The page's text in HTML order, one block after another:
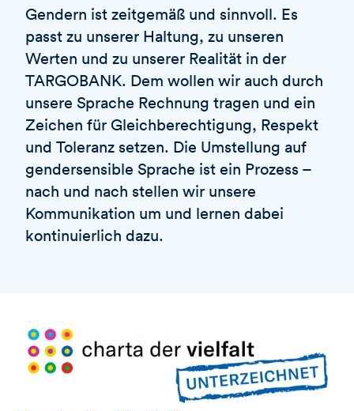
Gendern ist zeitgemäß und sinnvoll. Es
passt zu unserer Haltung, zu unseren
Werten und zu unserer Realität in der
TARGOBANK. Dem wollen wir auch durch
unsere Sprache Rechnung tragen und ein
Zeichen für Gleichberechtigung, Respekt
und Toleranz setzen. Die Umstellung auf
gendersensible Sprache ist ein Prozess –
nach und nach stellen wir unsere
Kommunikation um und lernen dabei
kontinuierlich dazu.